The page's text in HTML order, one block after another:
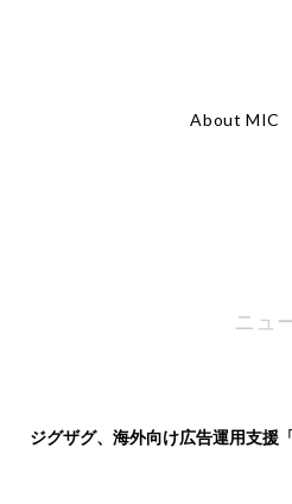
About MIC
ニュ
ジグザグ、海外向け広告運用支